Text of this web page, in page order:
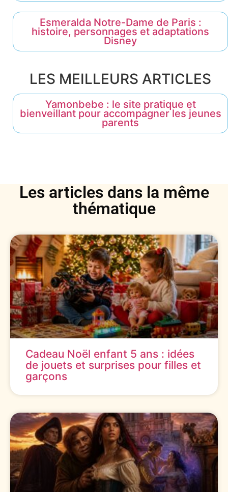
Esmeralda Notre-Dame de Paris :
histoire, personnages et adaptations
Disney
LES MEILLEURS ARTICLES
Yamonbebe : le site pratique et
bienveillant pour accompagner les jeunes
parents
Les articles dans la même
thématique
Cadeau Noël enfant 5 ans : idées
de jouets et surprises pour filles et
garçons